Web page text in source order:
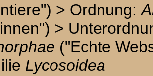
> Ordnung:
>
("Echte
Lycosoidea